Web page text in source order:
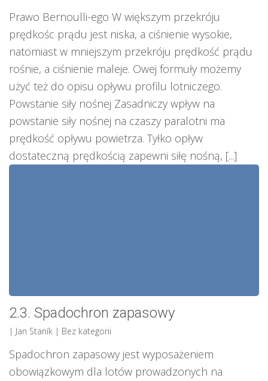
Prawo Bernoulli-ego W większym przekróju
prędkośc prądu jest niska, a ciśnienie wysokie,
natomiast w mniejszym przekróju prędkość prądu
rośnie, a ciśnienie maleje. Owej formuły możemy
użyć też do opisu opływu profilu lotniczego.
Powstanie siły nośnej Zasadniczy wpływ na
powstanie siły nośnej na czaszy paralotni ma
prędkość opływu powietrza. Tyłko opływ
dostateczną prędkością zapewni siłę nośną, [...]
2.3. Spadochron zapasowy
| Jan Staník | Bez kategorii
Spadochron zapasowy jest wyposażeniem
obowiązkowym dla lotów prowadzonych na